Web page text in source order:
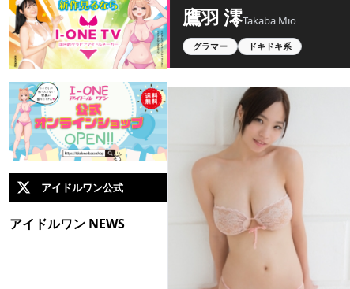
アイドルワン公式
アイドルワン NEWS
鷹羽 澪Takaba Mio
グラマー ドキドキ系